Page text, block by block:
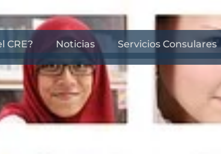
CRE? Noticias Servicios Consulares